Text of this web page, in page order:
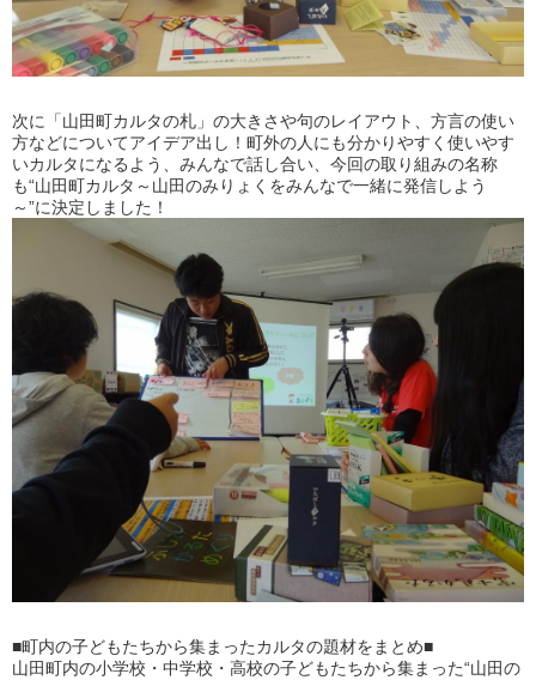
次に「山田町カルタの札」の大きさや句のレイアウト、方言の使い
方などについてアイデア出し！町外の人にも分かりやすく使いやす
いカルタになるよう、みんなで話し合い、今回の取り組みの名称
も“山田町カルタ～山田のみりょくをみんなで一緒に発信しよう
～”に決定しました！
■町内の子どもたちから集まったカルタの題材をまとめ■
山田町内の小学校・中学校・高校の子どもたちから集まった“山田の